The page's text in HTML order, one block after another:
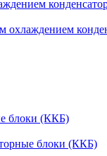
охлаждением
блоки (ККБ)
блоки (ККБ)